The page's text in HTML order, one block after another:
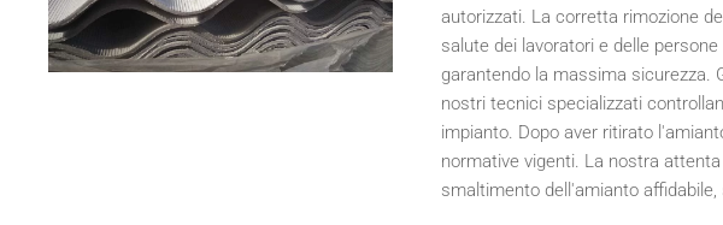
autorizzati. La corretta rimozione
salute dei lavoratori e delle
garantendo la massima sicurezza.
nostri tecnici specializzati
impianto. Dopo aver ritirato
normative vigenti. La nostra
smaltimento dell'amianto